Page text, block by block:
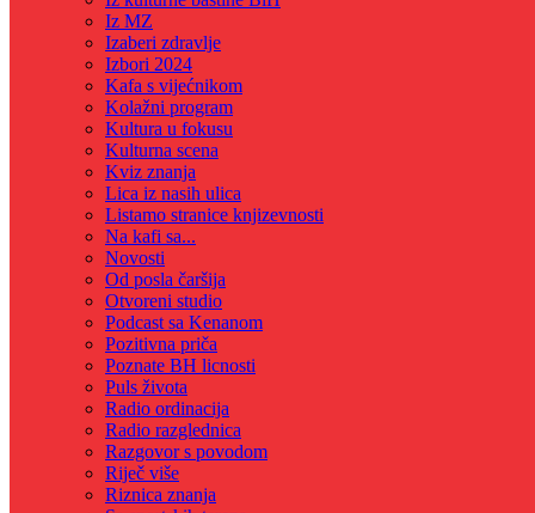
Iz MZ
Izaberi zdravlje
Izbori 2024
Kafa s vijećnikom
Kolažni program
Kultura u fokusu
Kulturna scena
Kviz znanja
Lica iz nasih ulica
Listamo stranice knjizevnosti
Na kafi sa...
Novosti
Od posla čaršija
Otvoreni studio
Podcast sa Kenanom
Pozitivna priča
Poznate BH licnosti
Puls života
Radio ordinacija
Radio razglednica
Razgovor s povodom
Riječ više
Riznica znanja